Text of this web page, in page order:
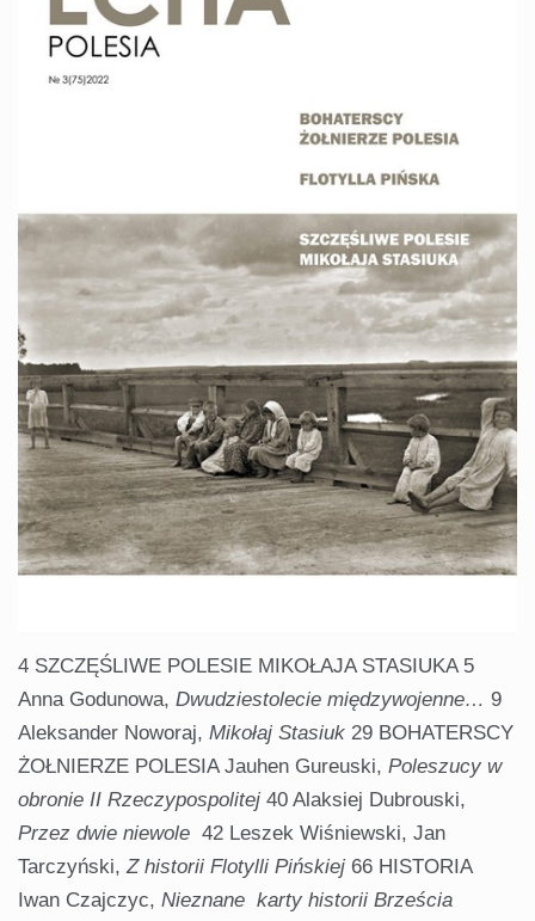
4 SZCZĘŚLIWE POLESIE MIKOŁAJA STASIUKA 5
Anna Godunowa, Dwudziestolecie międzywojenne… 9
Aleksander Noworaj, Mikołaj Stasiuk 29 BOHATERSCY
ŻOŁNIERZE POLESIA Jauhen Gureuski, Poleszucy w
obronie II Rzeczypospolitej 40 Alaksiej Dubrouski,
Przez dwie niewole 42 Leszek Wiśniewski, Jan
Tarczyński,Z historii Flotylli Pińskiej 66 HISTORIA
Iwan Czajczyc, Nieznane karty historii Brześcia